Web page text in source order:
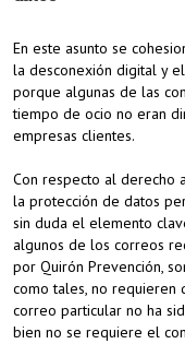
En este asunto se
la desconexión digital y
porque algunas de las
tiempo de ocio no eran
empresas clientes.
Con respecto al derecho
la protección de datos
sin duda el elemento
algunos de los correos
por Quirón Prevención,
como tales, no requieren
correo particular no ha
bien no se requiere el